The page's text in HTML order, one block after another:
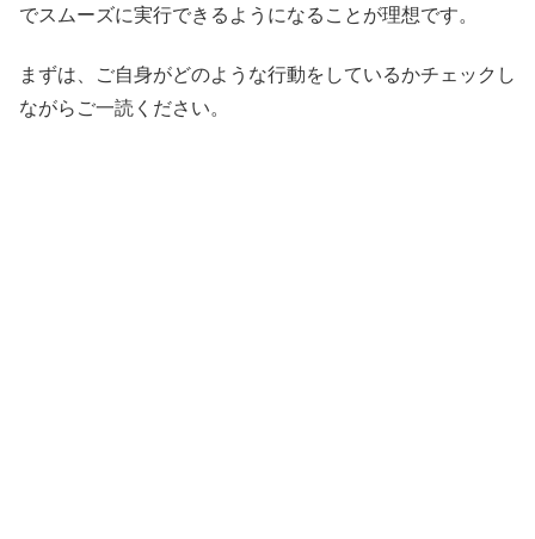
でスムーズに実行できるようになることが理想です。
まずは、ご自身がどのような行動をしているかチェックし
ながらご一読ください。